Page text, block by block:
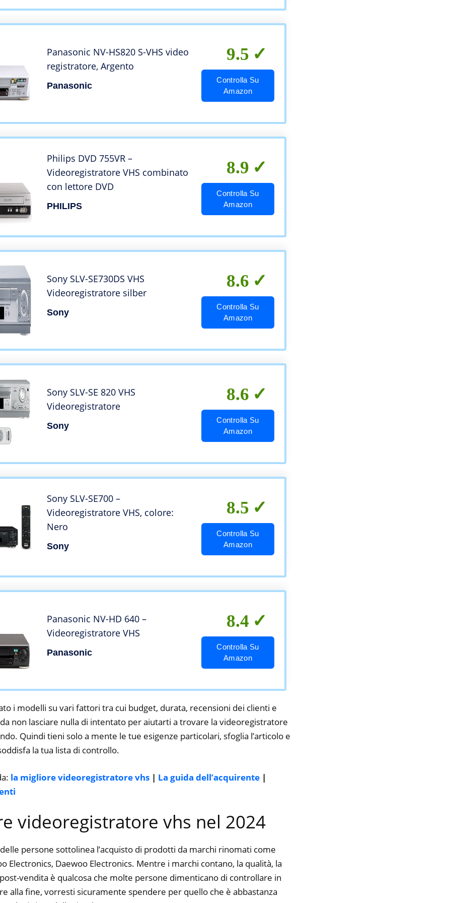
Panasonic NV-HS820 S-VHS video
registratore, Argento
Panasonic
9.5
Controlla Su
Amazon
Philips DVD 755VR –
Videoregistratore VHS combinato
con lettore DVD
PHILIPS
8.9
Controlla Su
Amazon
Sony SLV-SE730DS VHS
Videoregistratore silber
Sony
8.6
Controlla Su
Amazon
Sony SLV-SE 820 VHS
Videoregistratore
Sony
8.6
Controlla Su
Amazon
Sony SLV-SE700 –
Videoregistratore VHS, colore:
Nero
Sony
8.5
Controlla Su
Amazon
Panasonic NV-HD 640 –
Videoregistratore VHS
Panasonic
8.4
Controlla Su
Amazon
i modelli su vari fattori tra cui budget, durata, recensioni dei clienti e
non lasciare nulla di intentato per aiutarti a trovare la videoregistratore
Quindi tieni solo a mente le tue esigenze particolari, sfoglia l’articolo e
la tua lista di controllo.
la migliore videoregistratore vhs | La guida dell’acquirente |
videoregistratore vhs nel 2024
persone sottolinea l’acquisto di prodotti da marchi rinomati come
Electronics, Daewoo Electronics. Mentre i marchi contano, la qualità, la
vendita è qualcosa che molte persone dimenticano di controllare in
alla fine, vorresti sicuramente spendere per quello che è abbastanza